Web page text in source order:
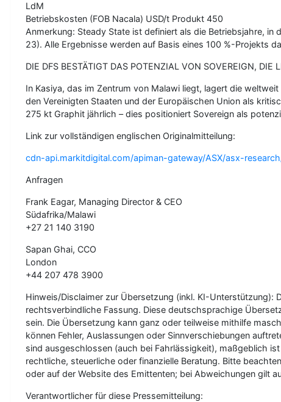
LdM
Betriebskosten (FOB Nacala) USD/t Produkt 450
Anmerkung: Steady State ist definiert als die Betriebsjahre,
23). Alle Ergebnisse werden auf Basis eines 100 %-Projekts
DIE DFS BESTÄTIGT DAS POTENZIAL VON SOVEREIGN,
In Kasiya, das im Zentrum von Malawi liegt, lagert die
den Vereinigten Staaten und der Europäischen Union als
275 kt Graphit jährlich – dies positioniert Sovereign als
Link zur vollständigen englischen Originalmitteilung:
cdn-api.markitdigital.com/apiman-gateway/ASX/asx-
Anfragen
Frank Eagar, Managing Director & CEO
Südafrika/Malawi
+27 21 140 3190
Sapan Ghai, CCO
London
+44 207 478 3900
Hinweis/Disclaimer zur Übersetzung (inkl. KI-Unterstützung):
rechtsverbindliche Fassung. Diese deutschsprachige
sein. Die Übersetzung kann ganz oder teilweise mithilfe
können Fehler, Auslassungen oder Sinnverschiebungen
sind ausgeschlossen (auch bei Fahrlässigkeit), maßgeblich
rechtliche, steuerliche oder finanzielle Beratung. Bitte
oder auf der Website des Emittenten; bei Abweichungen gilt
Verantwortlicher für diese Pressemitteilung: